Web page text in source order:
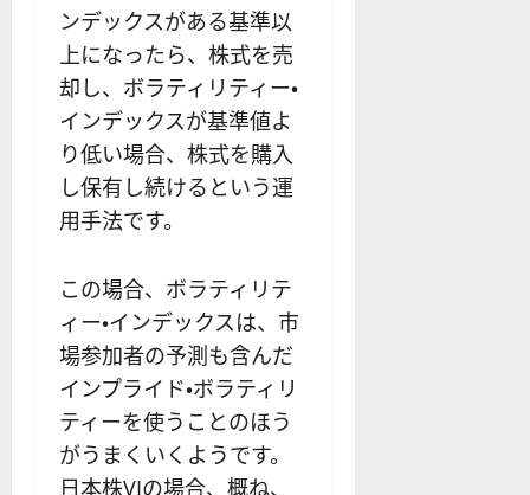
ンデックスがある基準以
上になったら、株式を売
却し、ボラティリティー・
インデックスが基準値よ
り低い場合、株式を購入
し保有し続けるという運
用手法です。
この場合、ボラティリテ
ィー・インデックスは、市
場参加者の予測も含んだ
インプライド・ボラティリ
ティーを使うことのほう
がうまくいくようです。
日本株VIの場合、概ね、